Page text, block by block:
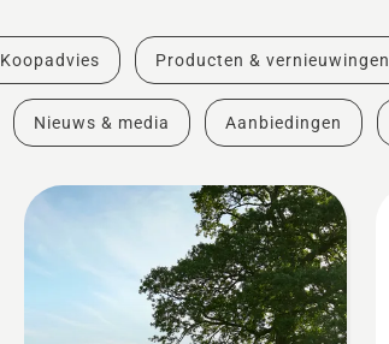
Koopadvies Producten & vernieuwingen
Nieuws & media Aanbiedingen